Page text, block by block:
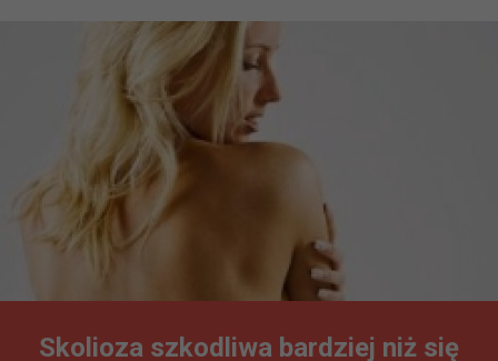
Skolioza szkodliwa bardziej niż się